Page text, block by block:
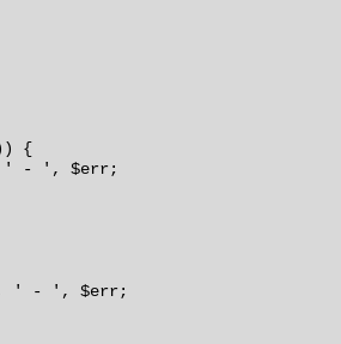
{
' - ', $err;
' - ', $err;